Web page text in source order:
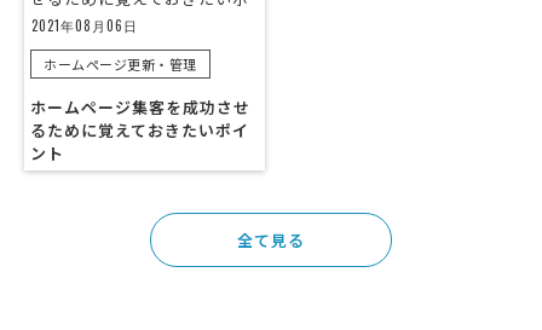
2021年08月06日
ホームページ更新・管理
ホームページ集客を成功させ
るために覚えておきたいポイ
ント
全て見る